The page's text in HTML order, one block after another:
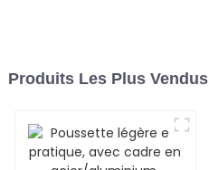
Produits Les Plus Vendus